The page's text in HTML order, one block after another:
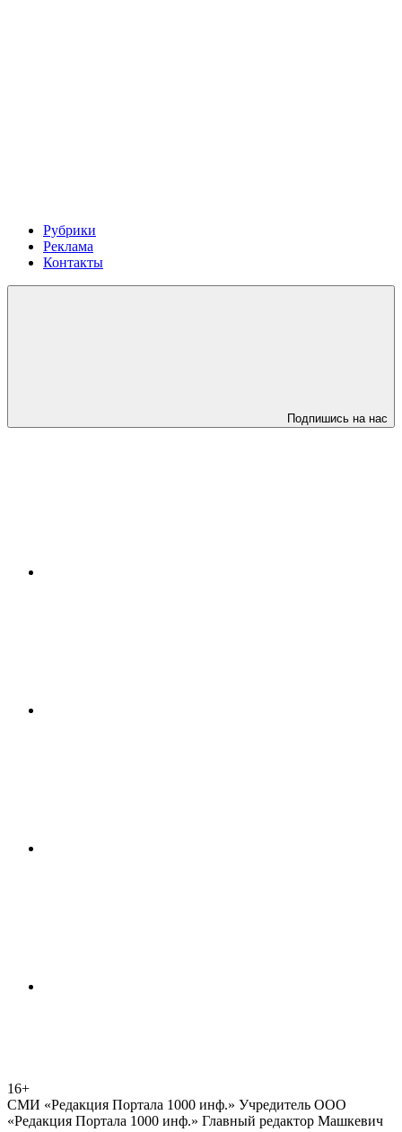
Рубрики
Реклама
Контакты
Подпишись на нас
16+
СМИ «Редакция Портала 1000 инф.» Учредитель ООО
«Редакция Портала 1000 инф.» Главный редактор Машкевич